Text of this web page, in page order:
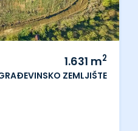
1.631 m2
ZEMLJIŠTE